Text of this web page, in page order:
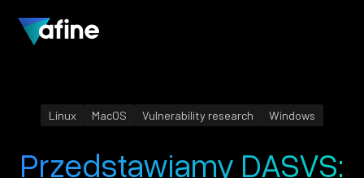
Linux MacOS Vulnerability research Windows
Przedstawiamy DASVS: